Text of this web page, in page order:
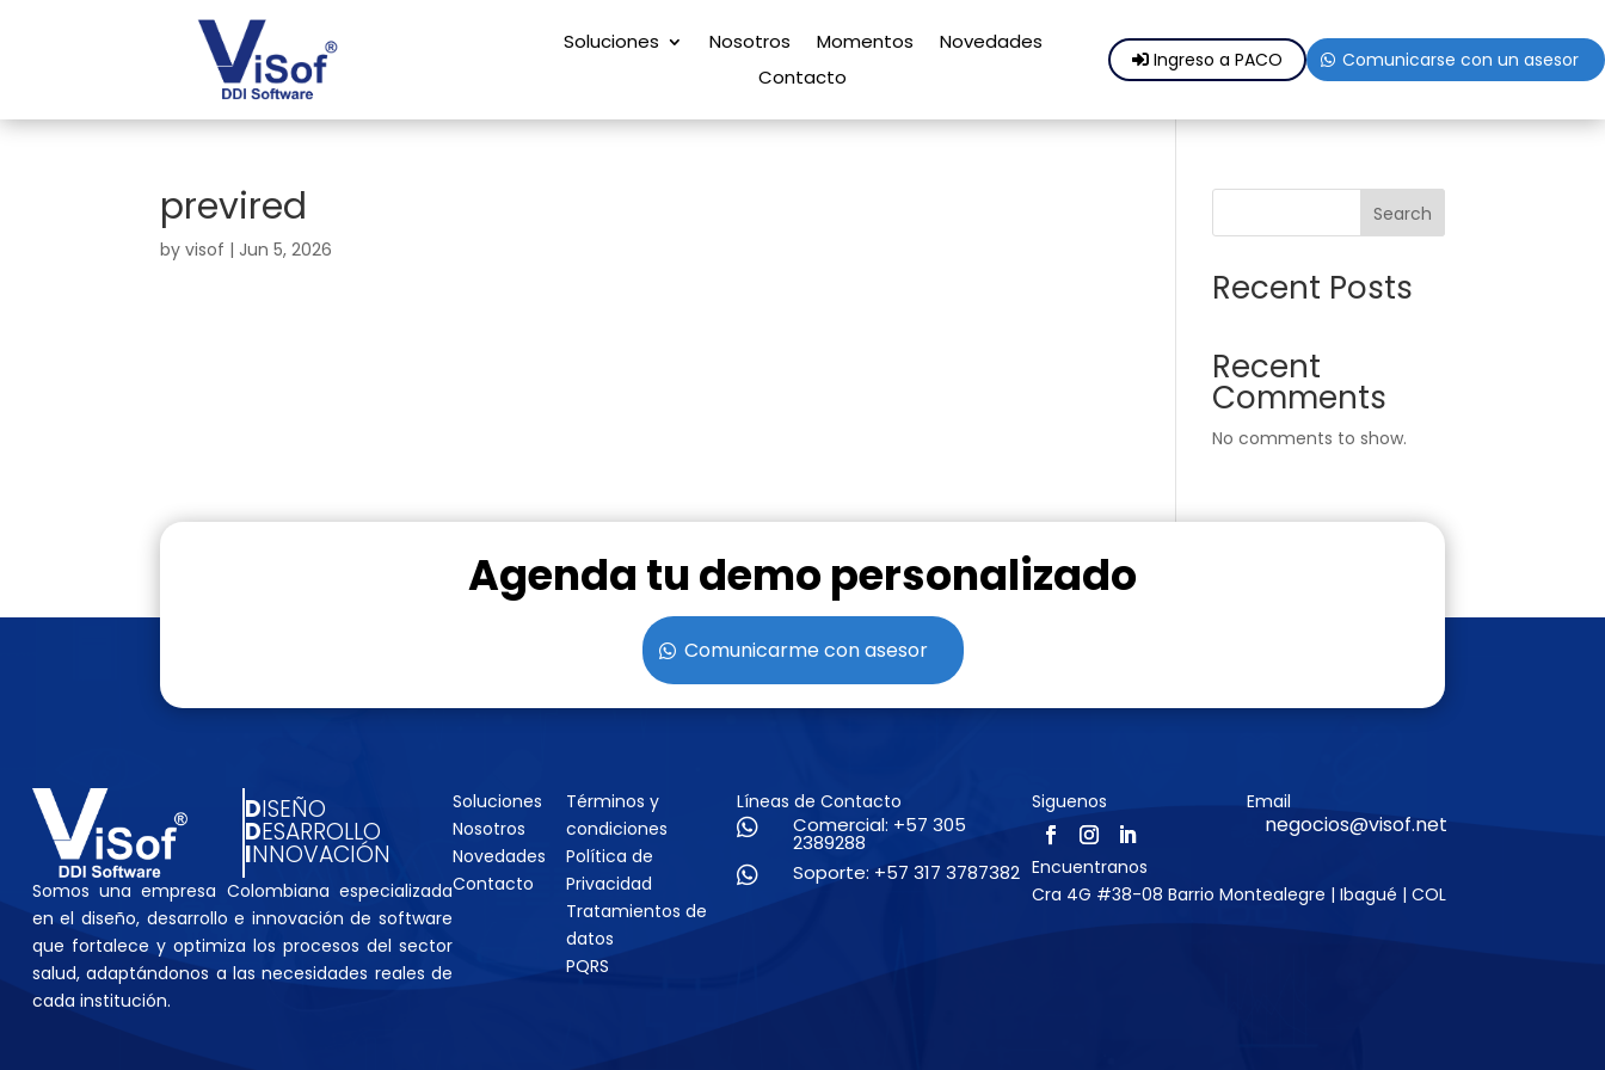
Soluciones Nosotros Momentos
Novedades
Contacto
Ingreso a PACO Comunicarse con un asesor
previred
byvisof | Jun 5, 2026
Search
Recent Posts
Recent
Comments
No comments to show.
Agenda tu demo personalizado
Comunicarme con asesor
DISEÑO
DESARROLLO
INNOVACIÓN
Somos una empresa Colombiana especializada
en el diseño, desarrollo e innovación de software
que fortalece y optimiza los procesos del sector
salud, adaptándonos a las necesidades reales de
cada institución.
Soluciones
Nosotros
Novedades
Contacto
Términos y
condiciones
Política de
Privacidad
Tratamientos de
datos
PQRS
Líneas de Contacto
 Comercial: +57 305
2389288

Soporte: +57 317 3787382
Siguenos Email
negocios@visof.net
Encuentranos
Cra 4G #38-08 Barrio Montealegre | Ibagué | COL